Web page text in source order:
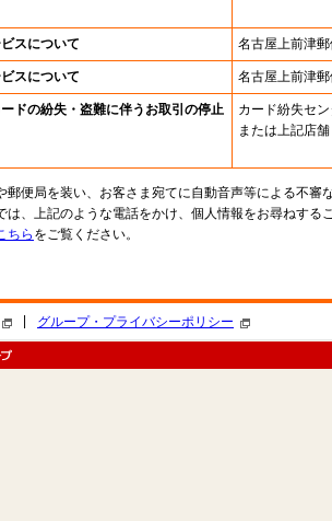
スについて 名古屋上前津
スについて 名古屋上前津
ドの紛失・盗難に伴うお取引の停止
カード紛失セ
または上記店舗
郵便局を装い、お客さま宛てに自動音声等による不審
は、上記のような電話をかけ、個人情報をお尋ねする
ちら をご覧ください。
グループ・プライバシーポリシー